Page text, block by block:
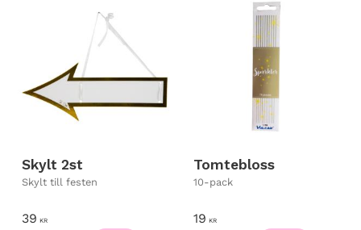
Skylt 2st
Skylt till festen
39 KR
Tomtebloss
10-pack
19 KR